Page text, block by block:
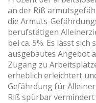
an der Riß
die Armuts-
berufstätigen
bei ca. 5%. Es lässt
ausgebautes Angebot
Zugang zu
erheblich erleichtert
Gefährdung für
Riß spürbar